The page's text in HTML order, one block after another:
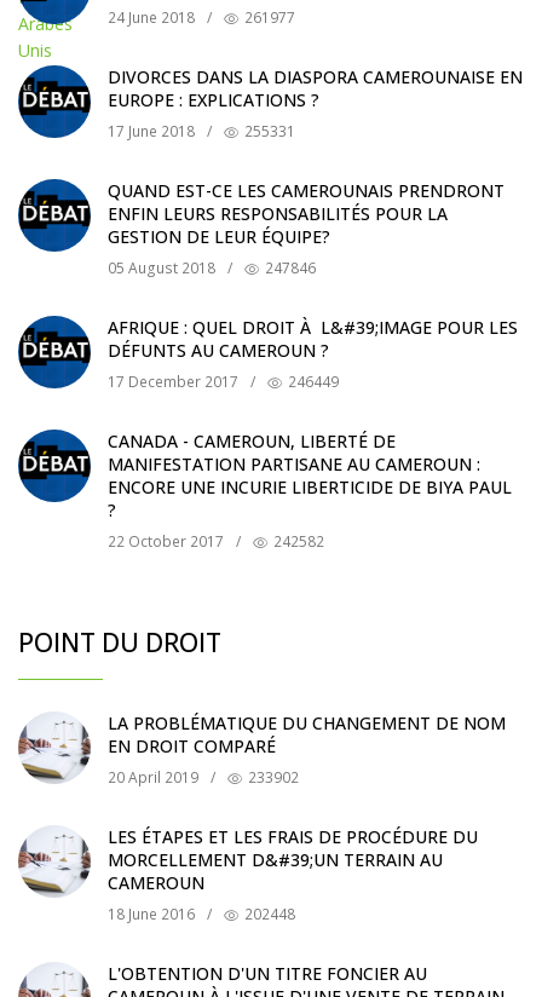
24 June 2018 / 261977
DIVORCES DANS LA DIASPORA CAMEROUNAISE EN
EUROPE : EXPLICATIONS ?
17 June 2018 / 255331
QUAND EST-CE LES CAMEROUNAIS PRENDRONT
ENFIN LEURS RESPONSABILITÉS POUR LA
GESTION DE LEUR ÉQUIPE?
05 August 2018 / 247846
AFRIQUE : QUEL DROIT À L&#39;IMAGE POUR LES
DÉFUNTS AU CAMEROUN ?
17 December 2017 / 246449
CANADA - CAMEROUN, LIBERTÉ DE
MANIFESTATION PARTISANE AU CAMEROUN :
ENCORE UNE INCURIE LIBERTICIDE DE BIYA PAUL
?
22 October 2017 / 242582
POINT DU DROIT
LA PROBLÉMATIQUE DU CHANGEMENT DE NOM
EN DROIT COMPARÉ
20 April 2019 / 233902
LES ÉTAPES ET LES FRAIS DE PROCÉDURE DU
MORCELLEMENT D&#39;UN TERRAIN AU
CAMEROUN
18 June 2016 / 202448
L'OBTENTION D'UN TITRE FONCIER AU